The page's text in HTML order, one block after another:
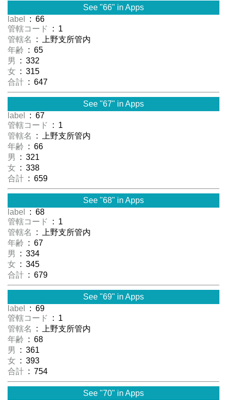
See "66" in Apps
label
: 66
管轄コード
: 1
管轄名
: 上野支所管内
年齢 : 65
男
: 332
女 : 315
合計 : 647
See "67" in Apps
label
: 67
管轄コード
: 1
管轄名
: 上野支所管内
年齢 : 66
男
: 321
女 : 338
合計 : 659
See "68" in Apps
label
: 68
管轄コード
: 1
管轄名
: 上野支所管内
年齢 : 67
男
: 334
女 : 345
合計 : 679
See "69" in Apps
label
: 69
管轄コード
: 1
管轄名
: 上野支所管内
年齢 : 68
男
: 361
女 : 393
合計 : 754
See "70" in Apps